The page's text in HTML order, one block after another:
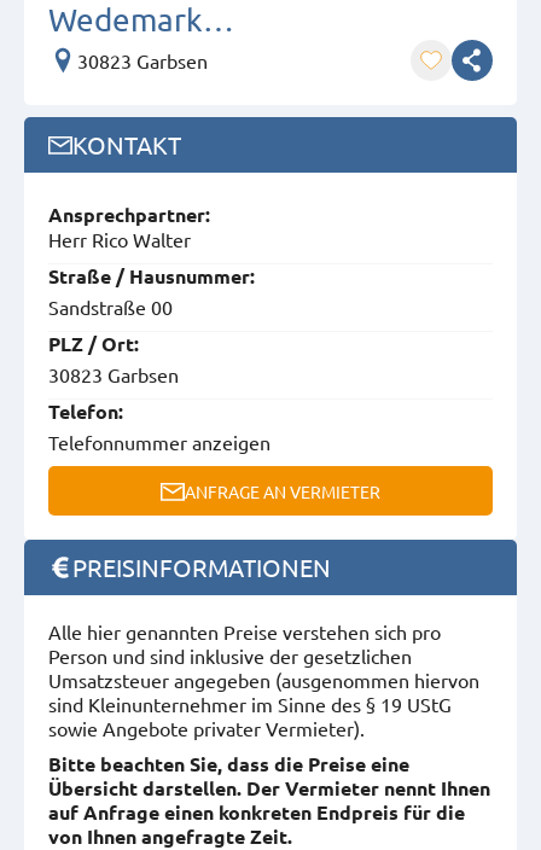
Wedemark…
30823 Garbsen
KONTAKT
Ansprech­partner:
Herr Rico Walter
Straße / Hausnummer:
Sandstraße 00
PLZ / Ort:
30823 Garbsen
Telefon:
Telefonnummer anzeigen
ANFRAGE AN VERMIETER
PREISINFORMATIONEN
Alle hier genannten Preise verstehen sich pro
Person und sind inklusive der gesetzlichen
Umsatzsteuer angegeben (ausgenommen hiervon
sind Kleinunternehmer im Sinne des § 19 UStG
sowie Angebote privater Vermieter).
Bitte beachten Sie, dass die Preise eine
Übersicht darstellen. Der Vermieter nennt Ihnen
auf Anfrage einen konkreten Endpreis für die
von Ihnen angefragte Zeit.